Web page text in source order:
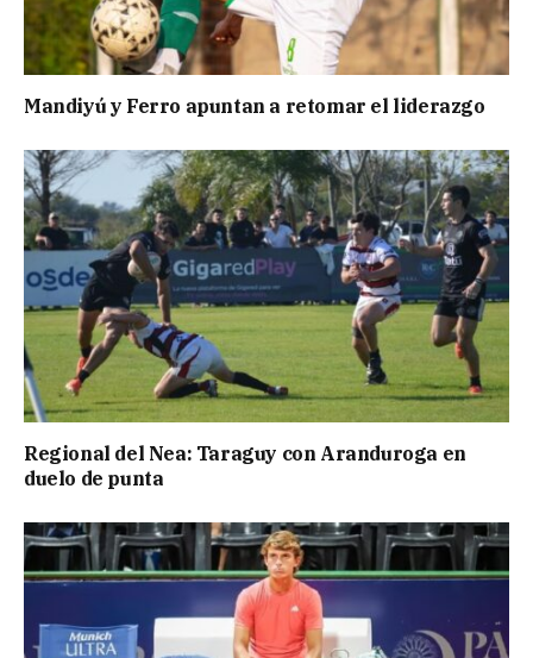
Mandiyú y Ferro apuntan a retomar el liderazgo
Regional del Nea: Taraguy con Aranduroga en
duelo de punta